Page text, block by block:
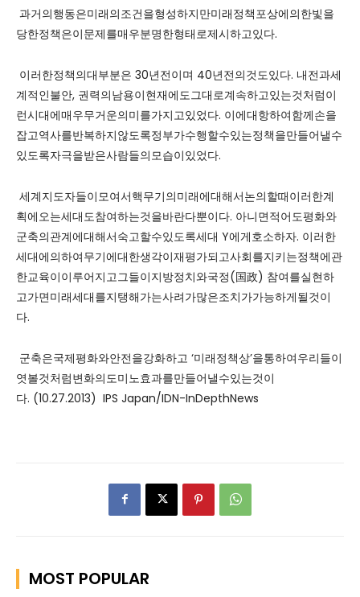
과거의행동은미래의조건을형성하지만미래정책포상에의한빛을
당한정책은이문제를매우분명한형태로제시하고있다.
이러한정책의대부분은 30년전이며 40년전의것도있다. 내전과세
계적인불안, 권력의남용이현재에도그대로계속하고있는것처럼이
런시대에매우무거운의미를가지고있었다. 이에대항하여함께손을
잡고역사를반복하지않도록정부가수행할수있는정책을만들어낼수
있도록자극을받은사람들의모습이있었다.
세계지도자들이모여서핵무기의미래에대해서논의할때이러한계
획에오는세대도참여하는것을바란다뿐이다. 아니면적어도평화와
군축의관계에대해서숙고할수있도록세대 Y에게호소하자. 이러한
세대에의하여무기에대한생각이재평가되고사회를지키는정책에관
한교육이이루어지고그들이지방정치와국정(国政) 참여를실현하
고가면미래세대를지탱해가는사려가많은조치가가능하게될것이
다.
군축은국제평화와안전을강화하고 ‘미래정책상’을통하여우리들이
엿볼것처럼변화의도미노효과를만들어낼수있는것이
다. (10.27.2013) IPS Japan/IDN-InDepthNews
MOST POPULAR